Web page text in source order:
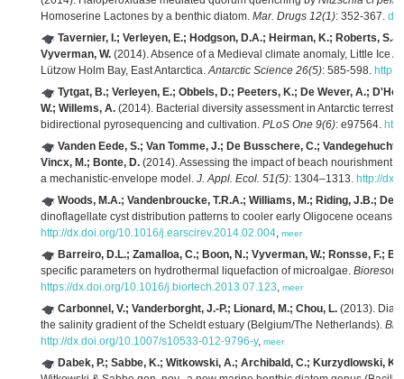
Homoserine Lactones by a benthic diatom. Mar. Drugs 12(1): 352-367.
Tavernier, I.; Verleyen, E.; Hodgson, D.A.; Heirman, K.; Roberts,
Vyverman, W. (2014). Absence of a Medieval climate anomaly, Little Ice
Lützow Holm Bay, East Antarctica.Antarctic Science 26(5): 585-598.
Tytgat, B.; Verleyen, E.; Obbels, D.; Peeters, K.; De Wever, A.;
W.; Willems, A. (2014). Bacterial diversity assessment in Antarctic
bidirectional pyrosequencing and cultivation. PLoS One 9(6): e97564.
Vanden Eede, S.; Van Tomme, J.; De Busschere, C.;
Vincx, M.; Bonte, D. (2014). Assessing the impact of beach nourishment
a mechanistic-envelope model. J. Appl. Ecol. 51(5): 1304–1313. http://
Woods, M.A.; Vandenbroucke, T.R.A.; Williams, M.; Riding, J.B.; De
dinoflagellate cyst distribution patterns to cooler early Oligocene oceans.
http://dx.doi.org/10.1016/j.earscirev.2014.02.004, meer
Barreiro, D.L.; Zamalloa, C.; Boon, N.; Vyverman, W.; Ronsse, F.;
specific parameters on hydrothermal liquefaction of microalgae.
https://dx.doi.org/10.1016/j.biortech.2013.07.123, meer
Carbonnel, V.; Vanderborght, J.-P.; Lionard, M.; Chou, L. (2013).
the salinity gradient of the Scheldt estuary (Belgium/The Netherlands).
http://dx.doi.org/10.1007/s10533-012-9796-y, meer
Dabek, P.; Sabbe, K.; Witkowski, A.; Archibald, C.; Kurzydlowski,